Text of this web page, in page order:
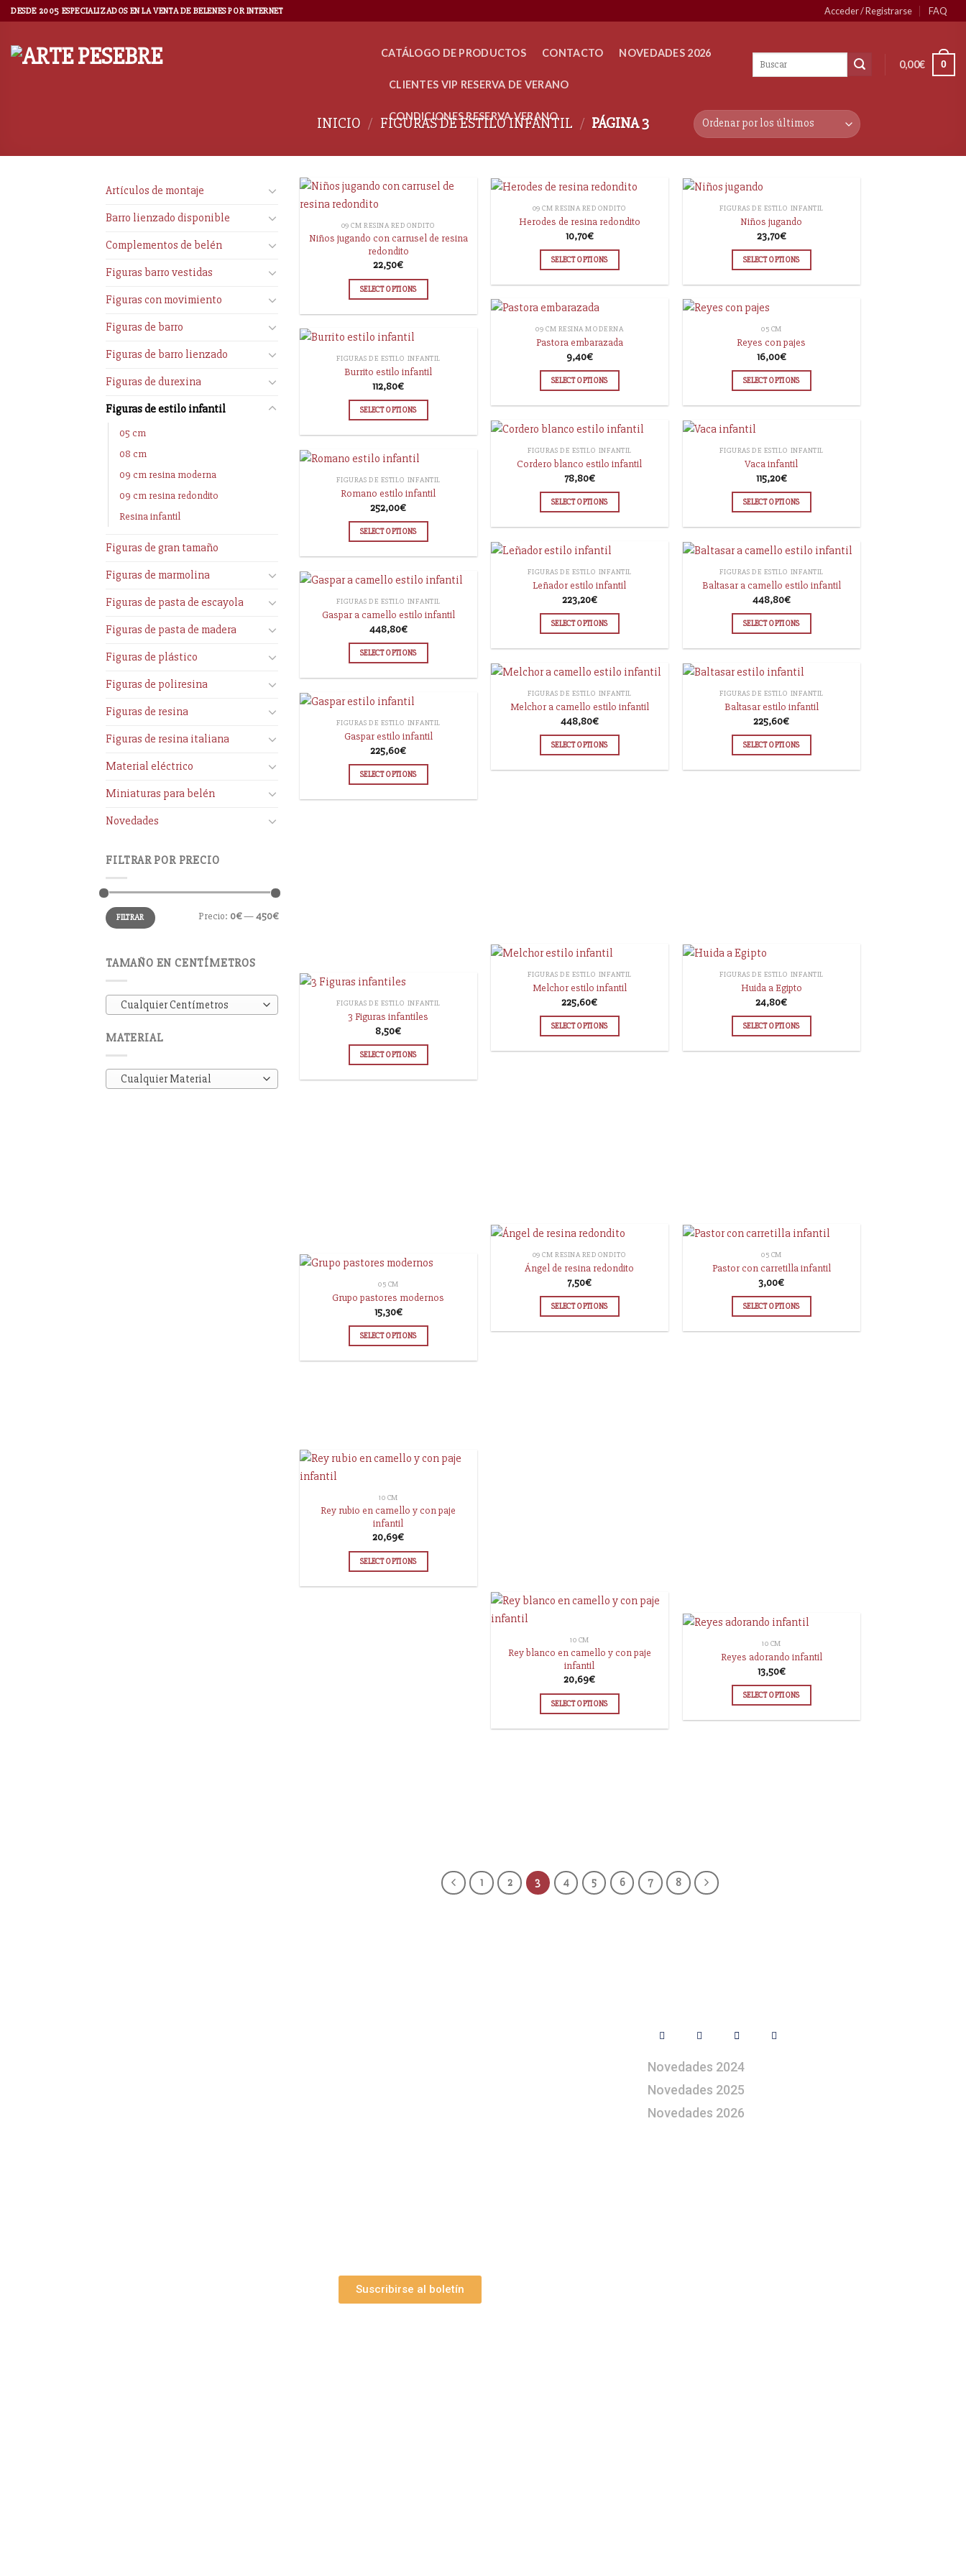
DESDE 2005 ESPECIALIZADOS EN LA VENTA DE BELENES POR INTERNET Acceder / Registrarse FAQ
CATÁLOGO DE PRODUCTOS CONTACTO NOVEDADES 2026
CLIENTES VIP RESERVA DE VERANO
CONDICIONES RESERVA VERANO
0,00€ 0
INICIO / FIGURAS DE ESTILO INFANTIL / PÁGINA 3
Artículos de montaje
Barro lienzado disponible
Complementos de belén
Figuras barro vestidas
Figuras con movimiento
Figuras de barro
Figuras de barro lienzado
Figuras de durexina
Figuras de estilo infantil
05 cm
08 cm
09 cm resina moderna
09 cm resina redondito
Resina infantil
Figuras de gran tamaño
Figuras de marmolina
Figuras de pasta de escayola
Figuras de pasta de madera
Figuras de plástico
Figuras de poliresina
Figuras de resina
Figuras de resina italiana
Material eléctrico
Miniaturas para belén
Novedades
FILTRAR POR PRECIO
FILTRAR Precio: 0€—450€
TAMAÑO EN CENTÍMETROS
Cualquier Centímetros
MATERIAL
Cualquier Material
09 CM RESINA REDONDITO
Niños jugando con carrusel de resina
redondito
22,50€
SELECT OPTIONS
09 CM RESINA REDONDITO
Herodes de resina redondito
10,70€
SELECT OPTIONS
FIGURAS DE ESTILO INFANTIL
Niños jugando
23,70€
SELECT OPTIONS
09 CM RESINA MODERNA
Pastora embarazada
9,40€
SELECT OPTIONS
05 CM
Reyes con pajes
16,00€
SELECT OPTIONS
FIGURAS DE ESTILO INFANTIL
Burrito estilo infantil
112,80€
SELECT OPTIONS
FIGURAS DE ESTILO INFANTIL
Cordero blanco estilo infantil
78,80€
SELECT OPTIONS
FIGURAS DE ESTILO INFANTIL
Vaca infantil
115,20€
SELECT OPTIONS
FIGURAS DE ESTILO INFANTIL
Romano estilo infantil
252,00€
SELECT OPTIONS
FIGURAS DE ESTILO INFANTIL
Leñador estilo infantil
223,20€
SELECT OPTIONS
FIGURAS DE ESTILO INFANTIL
Baltasar a camello estilo infantil
448,80€
SELECT OPTIONS
FIGURAS DE ESTILO INFANTIL
Gaspar a camello estilo infantil
448,80€
SELECT OPTIONS
FIGURAS DE ESTILO INFANTIL
Melchor a camello estilo infantil
448,80€
SELECT OPTIONS
FIGURAS DE ESTILO INFANTIL
Baltasar estilo infantil
225,60€
SELECT OPTIONS
FIGURAS DE ESTILO INFANTIL
Gaspar estilo infantil
225,60€
SELECT OPTIONS
FIGURAS DE ESTILO INFANTIL
Melchor estilo infantil
225,60€
SELECT OPTIONS
FIGURAS DE ESTILO INFANTIL
Huida a Egipto
24,80€
SELECT OPTIONS
FIGURAS DE ESTILO INFANTIL
3 Figuras infantiles
8,50€
SELECT OPTIONS
09 CM RESINA REDONDITO
Ángel de resina redondito
7,50€
SELECT OPTIONS
05 CM
Pastor con carretilla infantil
3,00€
SELECT OPTIONS
05 CM
Grupo pastores modernos
15,30€
SELECT OPTIONS
10 CM
Rey rubio en camello y con paje
infantil
20,69€
SELECT OPTIONS
10 CM
Rey blanco en camello y con paje
infantil
20,69€
SELECT OPTIONS
10 CM
Reyes adorando infantil
13,50€
SELECT OPTIONS
1 2 3 4 5 6 7 8
Novedades 2024
Novedades 2025
Novedades 2026
Suscribirse al boletín